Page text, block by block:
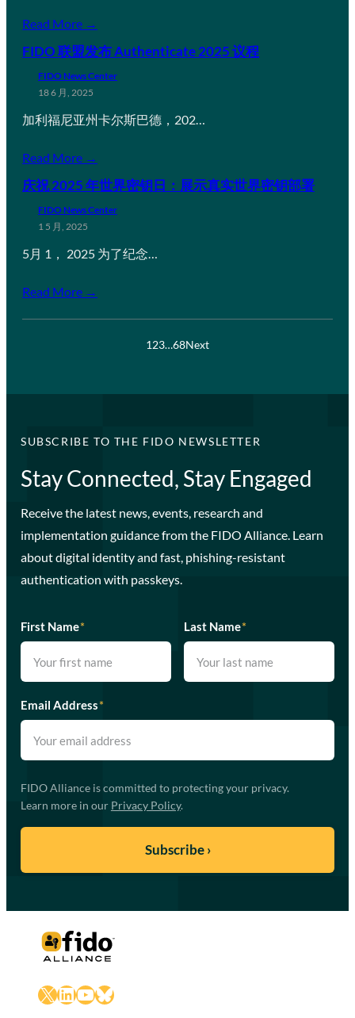
Read More →
FIDO 联盟发布 Authenticate 2025 议程
FIDO News Center
18 6 月, 2025
加利福尼亚州卡尔斯巴德，202…
Read More →
庆祝 2025 年世界密钥日：展示真实世界密钥部署
FIDO News Center
1 5 月, 2025
5月 1， 2025 为了纪念…
Read More →
123…68Next
SUBSCRIBE TO THE FIDO NEWSLETTER
Stay Connected, Stay Engaged
Receive the latest news, events, research and
implementation guidance from the FIDO Alliance. Learn
about digital identity and fast, phishing-resistant
authentication with passkeys.
First Name* Last Name*
Email Address*
FIDO Alliance is committed to protecting your privacy.
Learn more in our Privacy Policy.
X LinkedIn
YouTube
Bluesky